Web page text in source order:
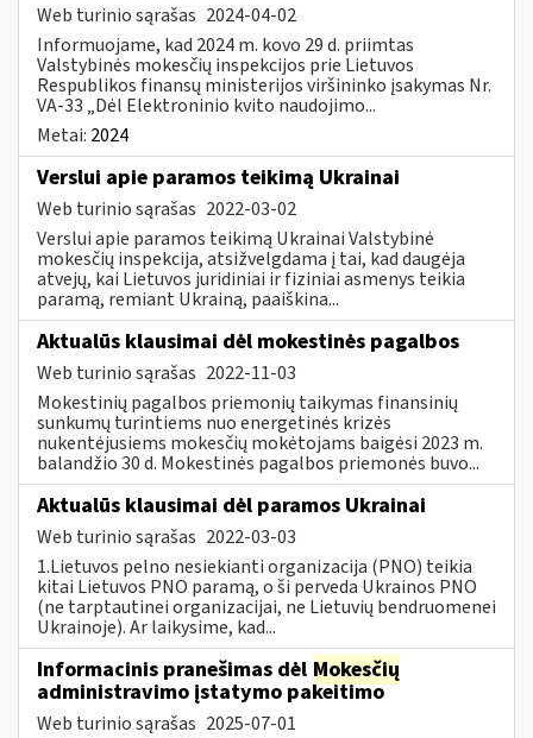
Web turinio sąrašas 2024-04-02
Informuojame, kad 2024 m. kovo 29 d. priimtas
Valstybinės mokesčių inspekcijos prie Lietuvos
Respublikos finansų ministerijos viršininko įsakymas Nr.
VA-33 „Dėl Elektroninio kvito naudojimo...
Metai: 2024
Verslui apie paramos teikimą Ukrainai
Web turinio sąrašas 2022-03-02
Verslui apie paramos teikimą Ukrainai Valstybinė
mokesčių inspekcija, atsižvelgdama į tai, kad daugėja
atvejų, kai Lietuvos juridiniai ir fiziniai asmenys teikia
paramą, remiant Ukrainą, paaiškina...
Aktualūs klausimai dėl mokestinės pagalbos
Web turinio sąrašas 2022-11-03
Mokestinių pagalbos priemonių taikymas finansinių
sunkumų turintiems nuo energetinės krizės
nukentėjusiems mokesčių mokėtojams baigėsi 2023 m.
balandžio 30 d. Mokestinės pagalbos priemonės buvo...
Aktualūs klausimai dėl paramos Ukrainai
Web turinio sąrašas 2022-03-03
1.Lietuvos pelno nesiekianti organizacija (PNO) teikia
kitai Lietuvos PNO paramą, o ši perveda Ukrainos PNO
(ne tarptautinei organizacijai, ne Lietuvių bendruomenei
Ukrainoje). Ar laikysime, kad...
Informacinis pranešimas dėl Mokesčių
administravimo įstatymo pakeitimo
Web turinio sąrašas 2025-07-01